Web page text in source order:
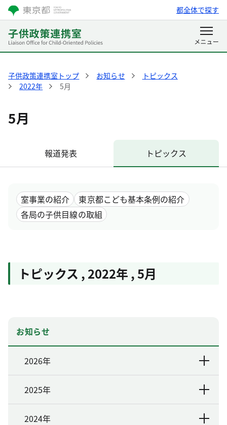
都全体で探す
子供政策連携室トップ お知らせ
トピックス
2022年
5月
5月
報道発表 トピックス
室事業の紹介
東京都こども基本条例の紹介
各局の子供目線の取組
トピックス , 2022年 ,5月
お知らせ
2026年
2025年
2024年